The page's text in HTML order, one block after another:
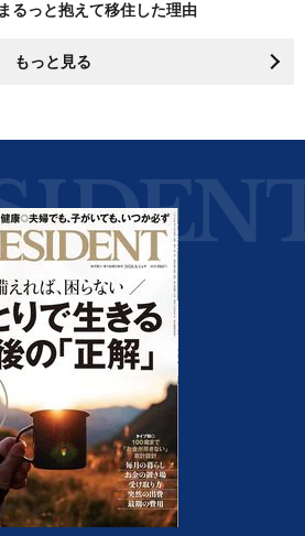
るっと抱えて移住した理由
もっと見る